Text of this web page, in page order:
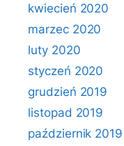
kwiecień 2020
marzec 2020
luty 2020
styczeń 2020
grudzień 2019
listopad 2019
październik 2019